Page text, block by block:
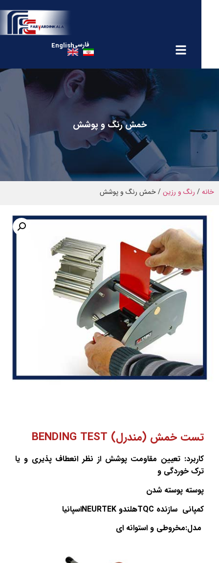
English
خمش رنگ و پوشش
/رنگ و رزین/ خمش رنگ و پوشش
خمش (مندرل) BENDING TEST
تعیین مقاومت پوشش از نظر انعطاف پذیری و یا
خوردگی و
پوسته شدن
سازندهTQC هلندوNEURTEKاسپانیا
مدل:مخروطی و استوانه ای